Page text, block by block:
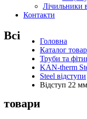
Лічильники
Контакти
Головна
Каталог
Труби та
KAN-therm
Steel відступи
Відступ 22
Всі
товари